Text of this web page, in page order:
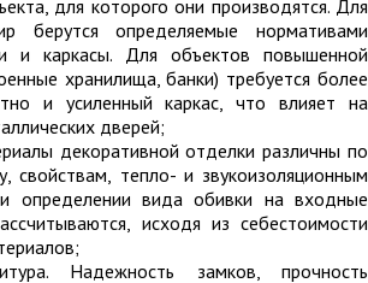
для которого они производятся. Для
берутся определяемые нормативами
и каркасы. Для объектов повышенной
хранилища, банки) требуется более
и усиленный каркас, что влияет на
дверей;
декоративной отделки различны по
свойствам, тепло- и звукоизоляционным
определении вида обивки на входные
исходя из себестоимости
Надежность замков, прочность